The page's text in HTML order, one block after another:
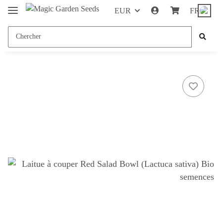
EUR FR